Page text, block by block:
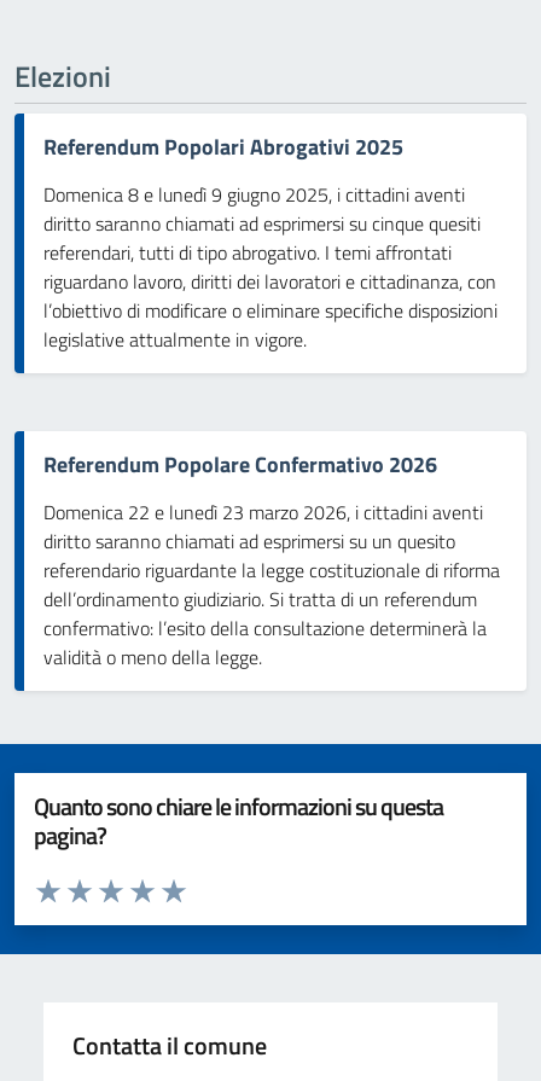
Elezioni
Referendum Popolari Abrogativi 2025
Domenica 8 e lunedì 9 giugno 2025, i cittadini aventi
diritto saranno chiamati ad esprimersi su cinque quesiti
referendari, tutti di tipo abrogativo. I temi affrontati
riguardano lavoro, diritti dei lavoratori e cittadinanza, con
l’obiettivo di modificare o eliminare specifiche disposizioni
legislative attualmente in vigore.
Referendum Popolare Confermativo 2026
Domenica 22 e lunedì 23 marzo 2026, i cittadini aventi
diritto saranno chiamati ad esprimersi su un quesito
referendario riguardante la legge costituzionale di riforma
dell’ordinamento giudiziario. Si tratta di un referendum
confermativo: l’esito della consultazione determinerà la
validità o meno della legge.
Quanto sono chiare le informazioni su questa
pagina?
Valuta da 1 a 5 stelle la pagina
Valuta 5 stelle su 5
Valuta 4 stelle su 5
Valuta 3 stelle su 5
Valuta 2 stelle su 5
Valuta 1 stelle su 5
Contatta il comune